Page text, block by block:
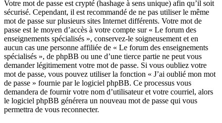
Votre mot de passe est crypté (hashage à sens unique) afin qu’il soit
sécurisé. Cependant, il est recommandé de ne pas utiliser le même
mot de passe sur plusieurs sites Internet différents. Votre mot de
passe est le moyen d’accès à votre compte sur « Le forum des
enseignements spécialisés », conservez-le soigneusement et en
aucun cas une personne affiliée de « Le forum des enseignements
spécialisés », de phpBB ou une d’une tierce partie ne peut vous
demander légitimement votre mot de passe. Si vous oubliez votre
mot de passe, vous pouvez utiliser la fonction « J’ai oublié mon mot
de passe » fournie par le logiciel phpBB. Ce processus vous
demandera de fournir votre nom d’utilisateur et votre courriel, alors
le logiciel phpBB générera un nouveau mot de passe qui vous
permettra de vous reconnecter.